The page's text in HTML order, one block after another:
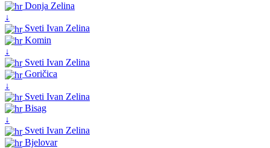
Donja Zelina
↓
Sveti Ivan Zelina
Komin
↓
Sveti Ivan Zelina
Goričica
↓
Sveti Ivan Zelina
Bisag
↓
Sveti Ivan Zelina
Bjelovar